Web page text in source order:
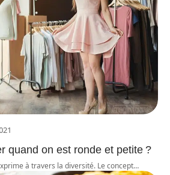
quand on est ronde et petite ?
à travers la diversité. Le concept…